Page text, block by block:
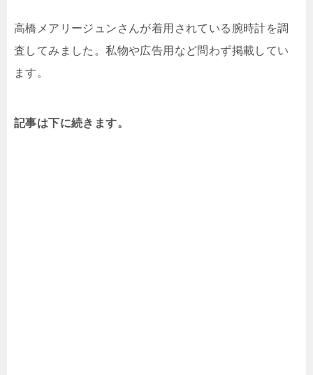
高橋メアリージュンさんが着用されている腕時計を調
査してみました。私物や広告用など問わず掲載してい
ます。
記事は下に続きます。